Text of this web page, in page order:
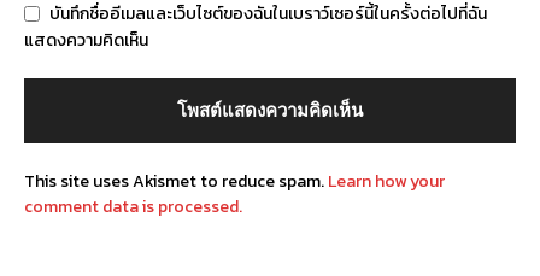
บันทึกชื่ออีเมลและเว็บไซต์ของฉันในเบราว์เซอร์นี้ในครั้งต่อไปที่ฉัน
แสดงความคิดเห็น
This site uses Akismet to reduce spam.Learn how your
comment data is processed.